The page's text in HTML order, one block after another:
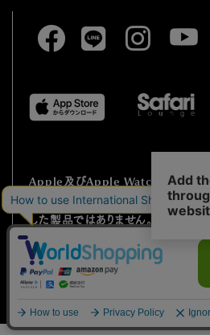
Apple及びApple Watchは、⽶国お
たApple Inc.の商標です。
した製品ではありません。
© UENI TRADING